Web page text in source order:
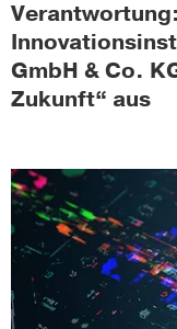
GmbH & Co.
Zukunft“ aus